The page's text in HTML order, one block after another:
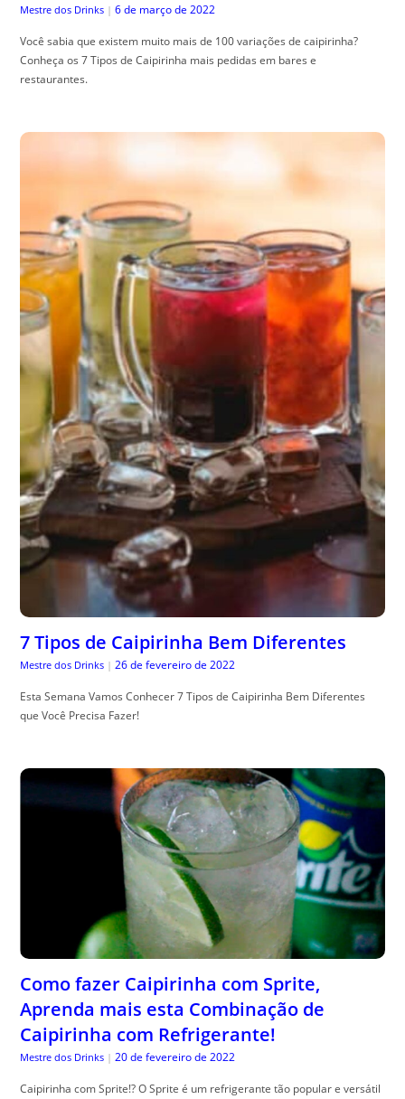
Mestre dos Drinks | 6 de março de 2022
Você sabia que existem muito mais de 100 variações de caipirinha?
Conheça os 7 Tipos de Caipirinha mais pedidas em bares e
restaurantes.
7 Tipos de Caipirinha Bem Diferentes
Mestre dos Drinks | 26 de fevereiro de 2022
Esta Semana Vamos Conhecer 7 Tipos de Caipirinha Bem Diferentes
que Você Precisa Fazer!
Como fazer Caipirinha com Sprite,
Aprenda mais esta Combinação de
Caipirinha com Refrigerante!
Mestre dos Drinks | 20 de fevereiro de 2022
Caipirinha com Sprite!? O Sprite é um refrigerante tão popular e versátil